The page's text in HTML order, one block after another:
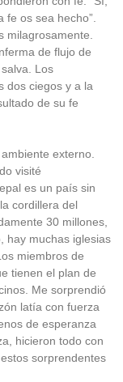
fe os sea hecho”.
milagrosamente.
de flujo de
Los
dos ciegos y a la
de su fe
externo.
visité
es un país sin
cordillera del
30 millones,
hay muchas iglesias
miembros de
tienen el plan de
Me sorprendió
latía con fuerza
de esperanza
hicieron todo con
sorprendentes